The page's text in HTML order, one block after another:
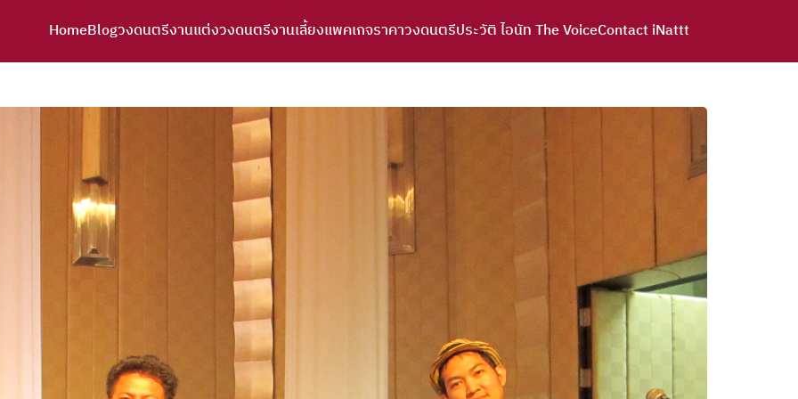
HomeBlogวงดนตรีงานแต่งวงดนตรีงานเลี้ยงแพคเกจราคาวงดนตรีประวัติ ไอนัท The VoiceContact iNattt